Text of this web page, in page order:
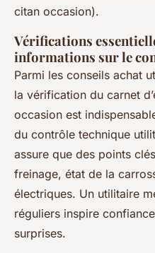
citan occasion).
Vérifications
informations sur le
Parmi les conseils achat
la vérification du carnet
occasion est
du contrôle technique
assure que des points
freinage, état de la
électriques. Un utilitaire
réguliers inspire
surprises.